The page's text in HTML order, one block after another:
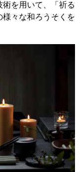
を用いて、「祈る
様々な和ろうそくを